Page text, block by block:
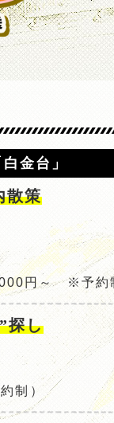
金台」
散策
円～ ※予約
探し
制）